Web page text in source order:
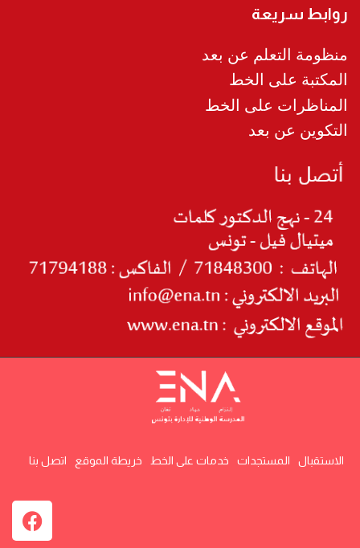
روابط سريعة
منظومة التعلم عن بعد
المكتبة على الخط
المناظرات على الخط
التكوين عن بعد
الاستقبال المستجدات خدمات على الخط خريطة الموقع اتصل بنا